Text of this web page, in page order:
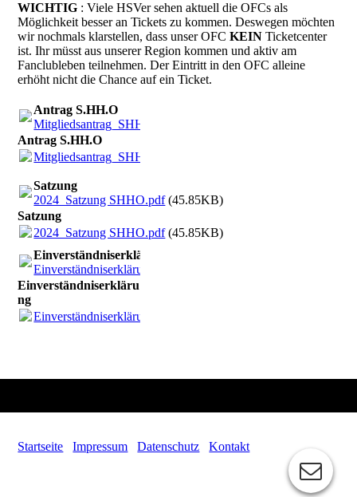
WICHTIG : Viele HSVer sehen aktuell die OFCs als
Möglichkeit besser an Tickets zu kommen. Deswegen möchten
wir nochmals klarstellen, dass unser OFCKEIN Ticketcenter
ist. Ihr müsst aus unserer Region kommen und aktiv am
Fanclubleben teilnehmen. Der Eintritt in den OFC alleine
erhöht nicht die Chance auf ein Ticket.
Antrag S.HH.O
Mitgliedsantrag_SHHO.pdf
Antrag S.HH.O
Mitgliedsantrag_SHHO.pdf
Satzung
2024_Satzung SHHO.pdf(45.85KB)
Satzung
2024_Satzung SHHO.pdf(45.85KB)
Einverständniserklärung
Einverständniserklärung_Foto_Film.pdf
Einverständniserkläru
ng
Einverständniserklärung_Foto_Film.pdf
Startseite Impressum Datenschutz Kontakt